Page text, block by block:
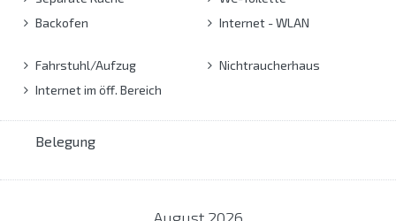
Backofen
Internet - WLAN
Fahrstuhl/Aufzug
Internet im öff. Bereich
Nichtraucherhaus
Belegung